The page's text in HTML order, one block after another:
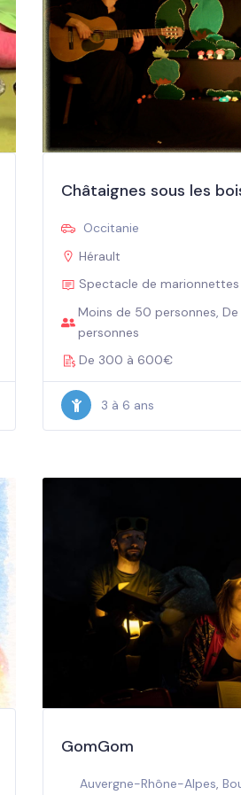
Châtaignes sous les
Occitanie
Hérault
Spectacle de
Moins de 50 personnes,
personnes
De 300 à 600€
3 à 6 ans
GomGom
Auvergne-Rhône-Alpes,